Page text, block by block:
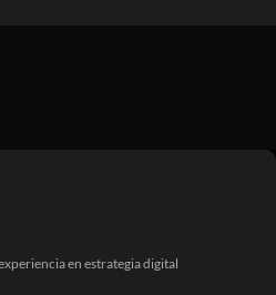
en estrategia digital